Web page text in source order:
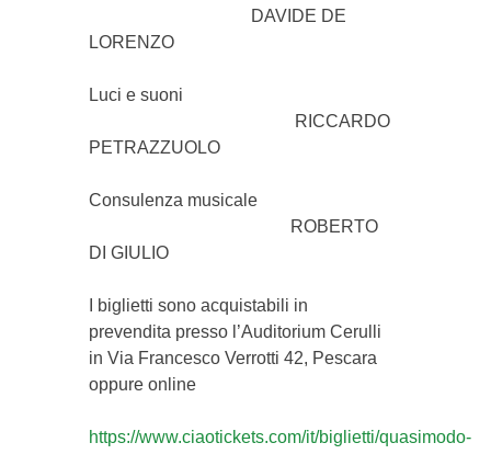
DAVIDE DE
LORENZO
Luci e suoni
RICCARDO
PETRAZZUOLO
Consulenza musicale
ROBERTO
DI GIULIO
I biglietti sono acquistabili in
prevendita presso l’Auditorium Cerulli
in Via Francesco Verrotti 42, Pescara
oppure online
https://www.ciaotickets.com/it/biglietti/quasimodo-